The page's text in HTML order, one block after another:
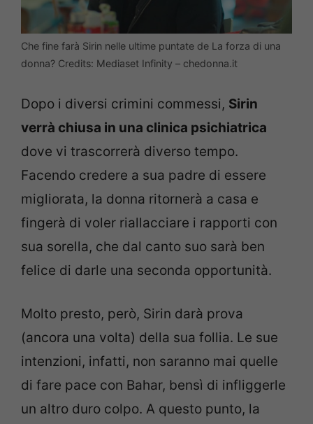
Che fine farà Sirin nelle ultime puntate de La forza di una
donna? Credits: Mediaset Infinity – chedonna.it
Dopo i diversi crimini commessi, Sirin
verrà chiusa in una clinica psichiatrica
dove vi trascorrerà diverso tempo.
Facendo credere a sua padre di essere
migliorata, la donna ritornerà a casa e
fingerà di voler riallacciare i rapporti con
sua sorella, che dal canto suo sarà ben
felice di darle una seconda opportunità.
Molto presto, però, Sirin darà prova
(ancora una volta) della sua follia. Le sue
intenzioni, infatti, non saranno mai quelle
di fare pace con Bahar, bensì di infliggerle
un altro duro colpo. A questo punto, la